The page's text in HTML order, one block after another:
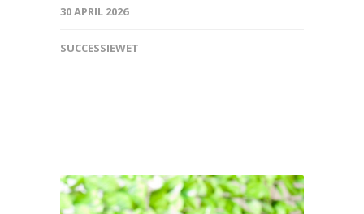
30 APRIL 2026
SUCCESSIEWET